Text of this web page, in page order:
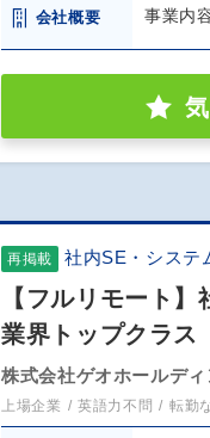
会社概要 事業内
再掲載 社内SE・システ
【フルリモート
業界トップクラス
株式会社ゲオホールディ
上場企業 英語力不問 転勤